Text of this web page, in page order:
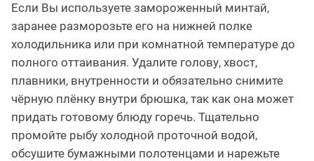
Если Вы используете замороженный минтай,
заранее разморозьте его на нижней полке
холодильника или при комнатной температуре до
полного оттаивания. Удалите голову, хвост,
плавники, внутренности и обязательно снимите
чёрную плёнку внутри брюшка, так как она может
придать готовому блюду горечь. Тщательно
промойте рыбу холодной проточной водой,
обсушите бумажными полотенцами и нарежьте